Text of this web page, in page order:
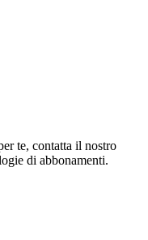
te, contatta il nostro
di abbonamenti.